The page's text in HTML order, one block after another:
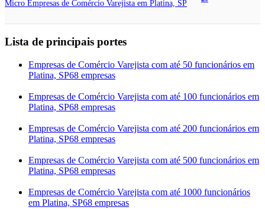
Micro Empresas de Comércio Varejista em Platina, SP
Lista de principais portes
Empresas de Comércio Varejista com até 50 funcionários em
Platina, SP68 empresas
Empresas de Comércio Varejista com até 100 funcionários em
Platina, SP68 empresas
Empresas de Comércio Varejista com até 200 funcionários em
Platina, SP68 empresas
Empresas de Comércio Varejista com até 500 funcionários em
Platina, SP68 empresas
Empresas de Comércio Varejista com até 1000 funcionários
em Platina, SP68 empresas